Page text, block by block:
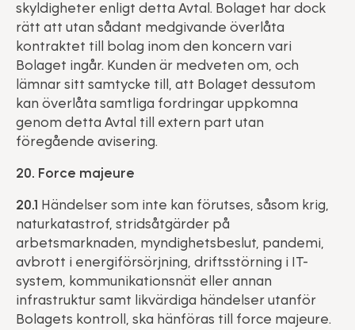
skyldigheter enligt detta Avtal. Bolaget har dock
rätt att utan sådant medgivande överlåta
kontraktet till bolag inom den koncern vari
Bolaget ingår. Kunden är medveten om, och
lämnar sitt samtycke till, att Bolaget dessutom
kan överlåta samtliga fordringar uppkomna
genom detta Avtal till extern part utan
föregående avisering.
20. Force majeure
20.1 Händelser som inte kan förutses, såsom krig,
naturkatastrof, stridsåtgärder på
arbetsmarknaden, myndighetsbeslut, pandemi,
avbrott i energiförsörjning, driftsstörning i IT-
system, kommunikationsnät eller annan
infrastruktur samt likvärdiga händelser utanför
Bolagets kontroll, ska hänföras till force majeure.